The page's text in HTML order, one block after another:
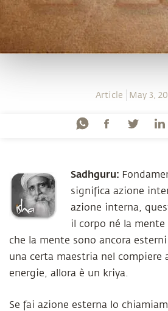
Article May 3,
Sadhguru:
significa azione
azione interna,
il corpo né la
che la mente sono ancora
una certa maestria nel compiere
energie, allora è un kriya.
Se fai azione esterna lo